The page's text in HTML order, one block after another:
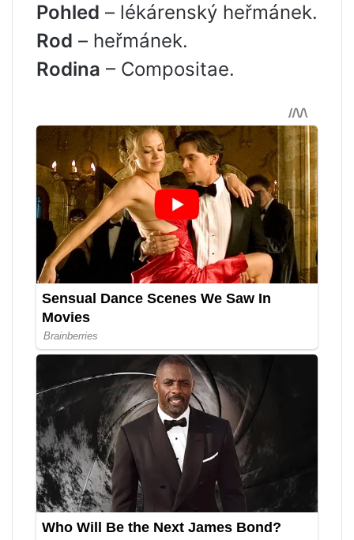
Pohled – lékárenský heřmánek.
Rod – heřmánek.
Rodina – Compositae.